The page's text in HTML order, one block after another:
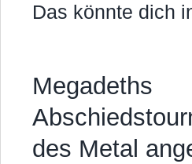
Das könnte dich
Megadeths
des Metal